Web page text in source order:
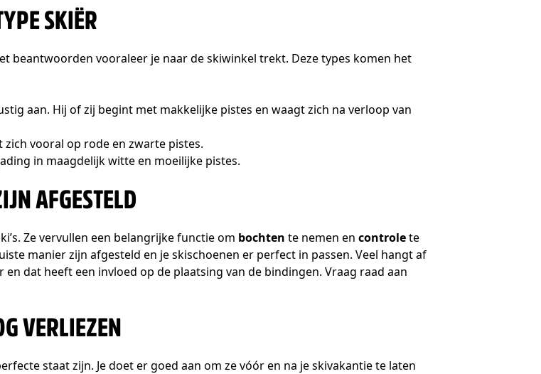
SKIËR
beantwoorden vooraleer je naar de skiwinkel trekt. Deze types komen het
aan. Hij of zij begint met makkelijke pistes en waagt zich na verloop van
vooral op rode en zwarte pistes.
in maagdelijk witte en moeilijke pistes.
AFGESTELD
Ze vervullen een belangrijke functie om bochten te nemen en controlete
manier zijn afgesteld en je skischoenen er perfect in passen. Veel hangt af
dat heeft een invloed op de plaatsing van de bindingen. Vraag raad aan
VERLIEZEN
staat zijn. Je doet er goed aan om ze vóór en na je skivakantie te laten